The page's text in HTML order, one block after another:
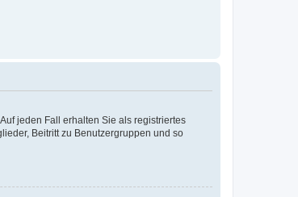
jeden Fall erhalten Sie als registriertes
Beitritt zu Benutzergruppen und so